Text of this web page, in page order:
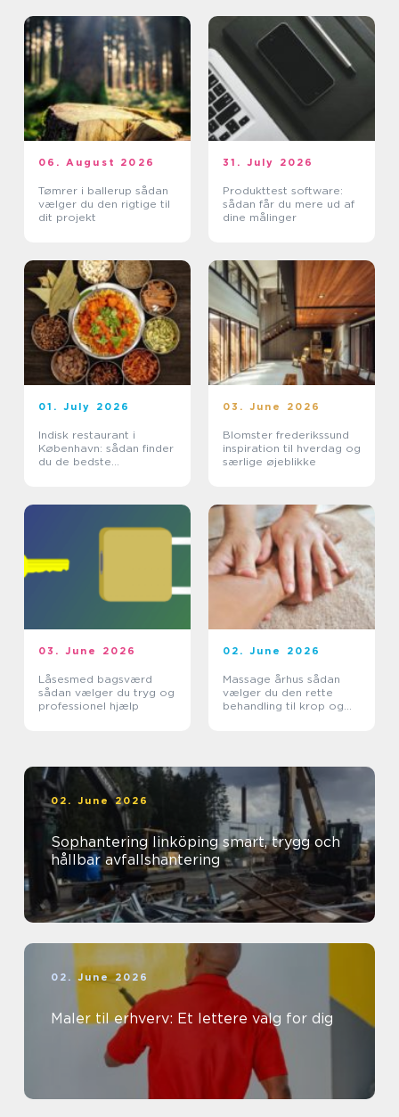
06. August 2026
Tømrer i ballerup sådan
vælger du den rigtige til
dit projekt
31. July 2026
Produkttest software:
sådan får du mere ud af
dine målinger
01. July 2026
Indisk restaurant i
København: sådan finder
du de bedste
03. June 2026
Blomster frederikssund
inspiration til hverdag og
særlige øjeblikke
03. June 2026
Låsesmed bagsværd
sådan vælger du tryg og
professionel hjælp
02. June 2026
Massage århus sådan
vælger du den rette
behandling til krop og
02. June 2026
Sophantering linköping smart, trygg och
hållbar avfallshantering
02. June 2026
Maler til erhverv: Et lettere valg for dig